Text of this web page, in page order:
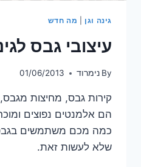
גינה וגן מה חדש
עיצובי גבס
By נימרוד 01/06/2013
קירות גבס, מחיצות
הם אלמנטים נפוצים
כמה מכם משתמשים בגבס
שלא לעשות זאת.